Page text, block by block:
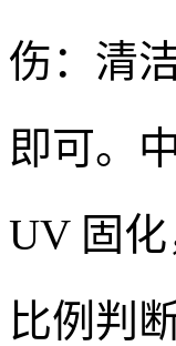
伤：清
即可。
UV 固
比例判